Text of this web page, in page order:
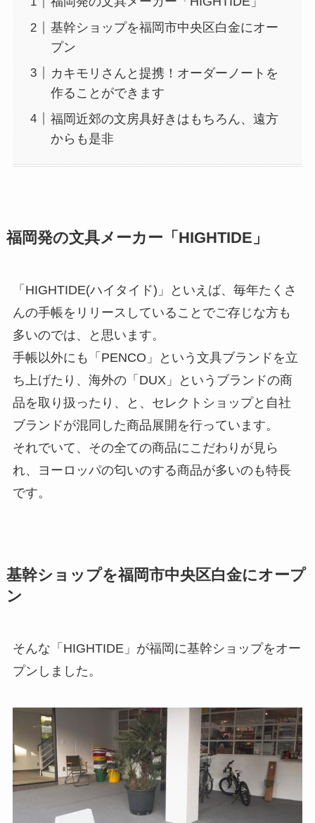
基幹ショップを福岡市中央区白金にオー
プン
カキモリさんと提携！オーダーノートを
作ることができます
福岡近郊の文房具好きはもちろん、遠方
からも是非
福岡発の文具メーカー「HIGHTIDE」
「HIGHTIDE(ハイタイド)」といえば、毎年たくさ
んの手帳をリリースしていることでご存じな方も
多いのでは、と思います。
手帳以外にも「PENCO」という文具ブランドを立
ち上げたり、海外の「DUX」というブランドの商
品を取り扱ったり、と、セレクトショップと自社
ブランドが混同した商品展開を行っています。
それでいて、その全ての商品にこだわりが見ら
れ、ヨーロッパの匂いのする商品が多いのも特長
です。
基幹ショップを福岡市中央区白金にオープ
ン
そんな「HIGHTIDE」が福岡に基幹ショップをオー
プンしました。